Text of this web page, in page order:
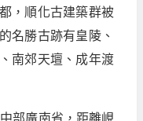
，順化古建築群被
名勝古跡有皇陵、
南郊天壇、成年渡
部廣南省，距離峴